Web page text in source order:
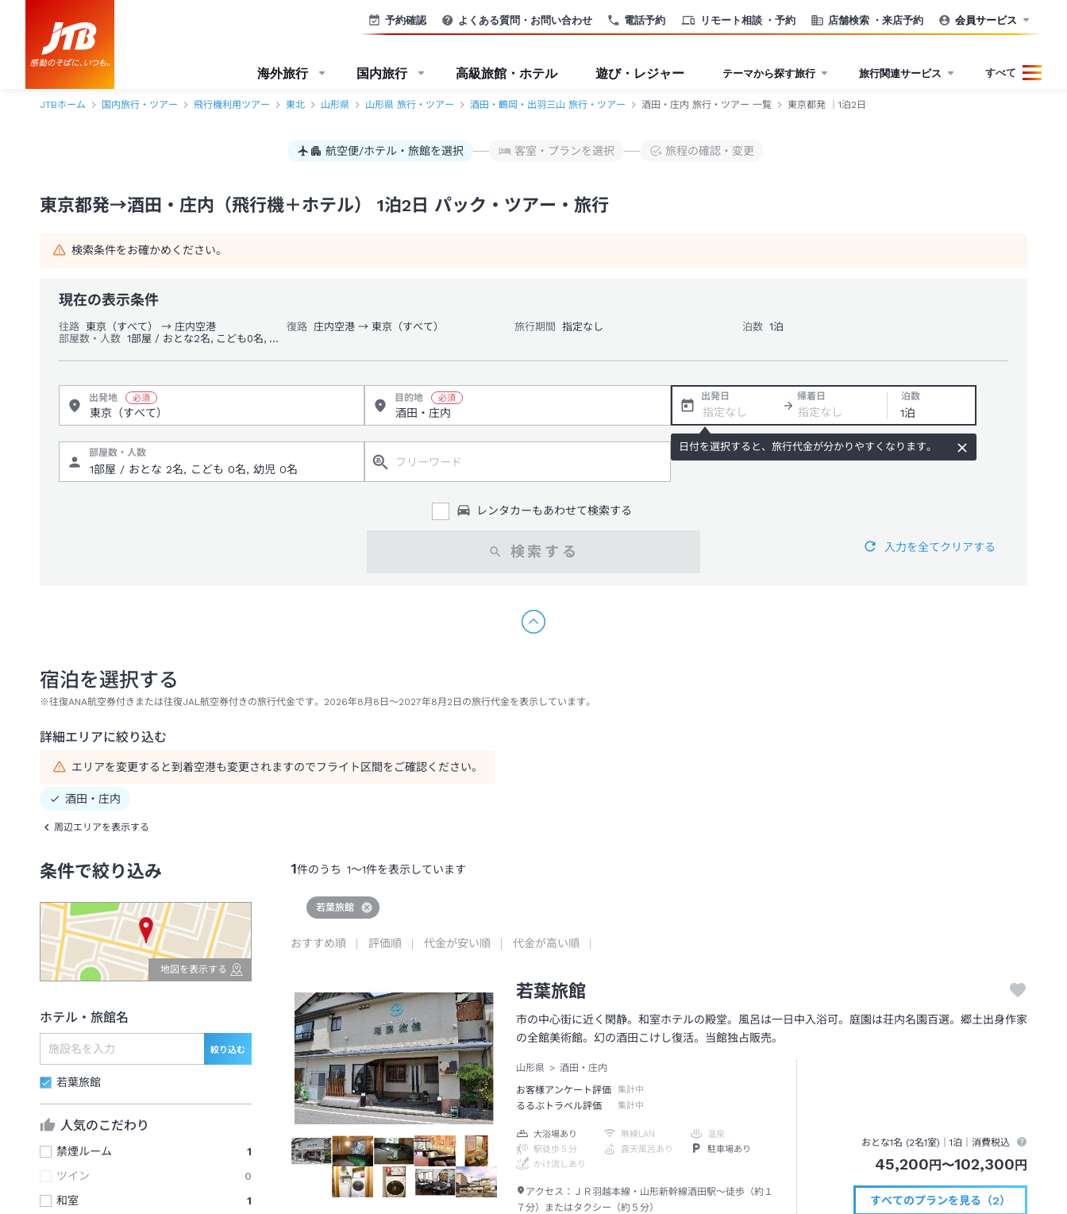
電話予約 リモート相談 ・予約 店舗検索 ・来店予約
予約確認 よくある質問・お問い合わせ 会員サービス
海外旅行 国内旅行 高級旅館・ホテル 遊び・レジャー テーマから探す旅行 旅行関連サービス すべて
JTBホーム 国内旅行・ツアー 飛行機利用ツアー 東北 山形県 山形県 旅行・ツアー 酒田・鶴岡・出羽三山 旅行・ツアー 酒田・庄内 旅行・ツアー 一覧 東京都発 ｜1泊2日
航空便/ホテル・旅館を選択 客室・プランを選択 旅程の確認・変更
東京都発→酒田・庄内（飛行機＋ホテル） 1泊2日 パック・ツアー・旅行
検索条件をお確かめください。
現在の表示条件
往路 東京（すべて） → 庄内空港 復路 庄内空港 → 東京（すべて） 旅行期間 指定なし 泊数 1泊
部屋数・人数
1部屋 / おとな2名, こども0名, 幼児0名
出発地 目的地 出発日 帰着日 泊数
日付を選択すると、旅行代金が分かりやすくなります。
部屋数・人数
レンタカーもあわせて検索する
入力を全てクリアする
検索する
宿泊を選択する
※往復ANA航空券付きまたは往復JAL航空券付きの旅行代金です。2026年8月8日～2027年8月2日の旅行代金を表示しています。
詳細エリアに絞り込む
エリアを変更すると到着空港も変更されますのでフライト区間をご確認ください。
酒田・庄内
周辺エリアを表示する
条件で絞り込み
地図を表示する
ホテル・旅館名
絞り込む
若葉旅館
人気のこだわり
禁煙ルーム
1
ツイン
0
和室
1
1件のうち 1～1件を表示しています
若葉旅館
おすすめ順 評価順 代金が安い順 代金が高い順
若葉旅館
市の中心街に近く閑静。和室ホテルの殿堂。風呂は一日中入浴可。庭園は荘内名園百選。郷土出身作家
の全館美術館。幻の酒田こけし復活。当館独占販売。
山形県
酒田・庄内
お客様アンケート評価
集計中
るるぶトラベル評価 集計中
大浴場あり 無線LAN
温泉
駅徒歩５分
露天風呂あり
駐車場あり
かけ流しあり
アクセス： ＪＲ羽越本線・山形新幹線酒田駅～徒歩（約１
７分）またはタクシー（約５分）
おとな1名 (2名1室)｜1泊 ｜消費税込
45,200円〜102,300円
すべてのプランを見る（2）